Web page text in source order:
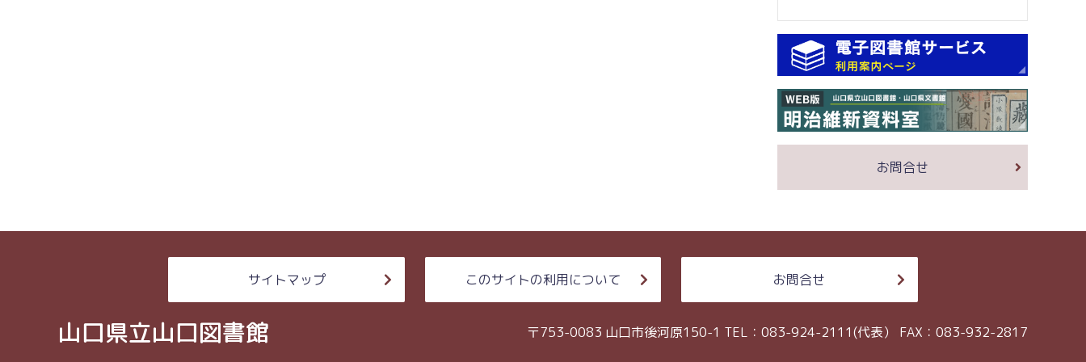
お問合せ
サイトマップ このサイトの利用について お問合せ
山口県立山口図書館 〒753-0083 山口市後河原150-1 TEL：083-924-2111(代表） FAX：083-932-2817